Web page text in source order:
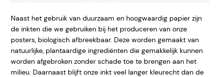
Naast het gebruik van duurzaam en hoogwaardig papier zijn
de inkten die we gebruiken bij het produceren van onze
posters, biologisch afbreekbaar. Deze worden gemaakt van
natuurlijke, plantaardige ingrediënten die gemakkelijk kunnen
worden afgebroken zonder schade toe te brengen aan het
milieu. Daarnaast blijft onze inkt veel langer kleurecht dan de